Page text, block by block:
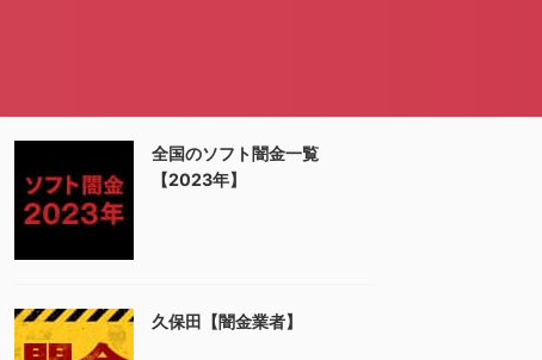
全国のソフト闇金一覧
【2023年】
久保田【闇金業者】